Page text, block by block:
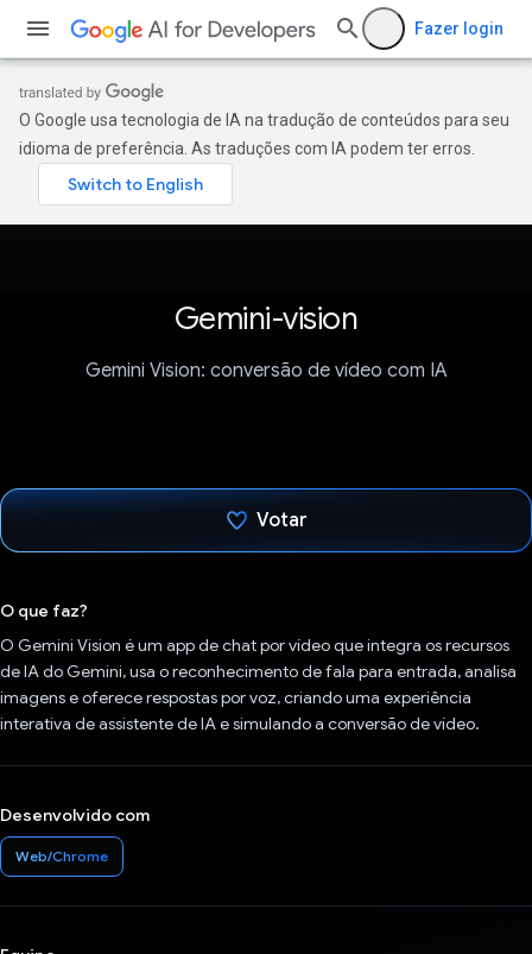
Fazer login
O Google usa tecnologia de IA na tradução de conteúdos para seu
idioma de preferência. As traduções com IA podem ter erros.
Gemini-vision
Gemini Vision: conversão de vídeo com IA
Votar
O que faz?
O Gemini Vision é um app de chat por vídeo que integra os recursos
de IA do Gemini, usa o reconhecimento de fala para entrada, analisa
imagens e oferece respostas por voz, criando uma experiência
interativa de assistente de IA e simulando a conversão de vídeo.
Desenvolvido com
Web/Chrome